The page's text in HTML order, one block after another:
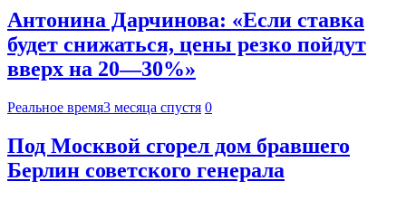
Антонина Дарчинова: «Если ставка
будет снижаться, цены резко пойдут
вверх на 20—30%»
Реальное время3 месяца спустя 0
Под Москвой сгорел дом бравшего
Берлин советского генерала